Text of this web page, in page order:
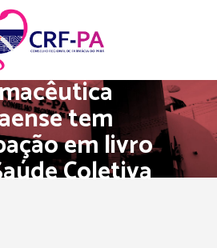
tem
em livro
Coletiva